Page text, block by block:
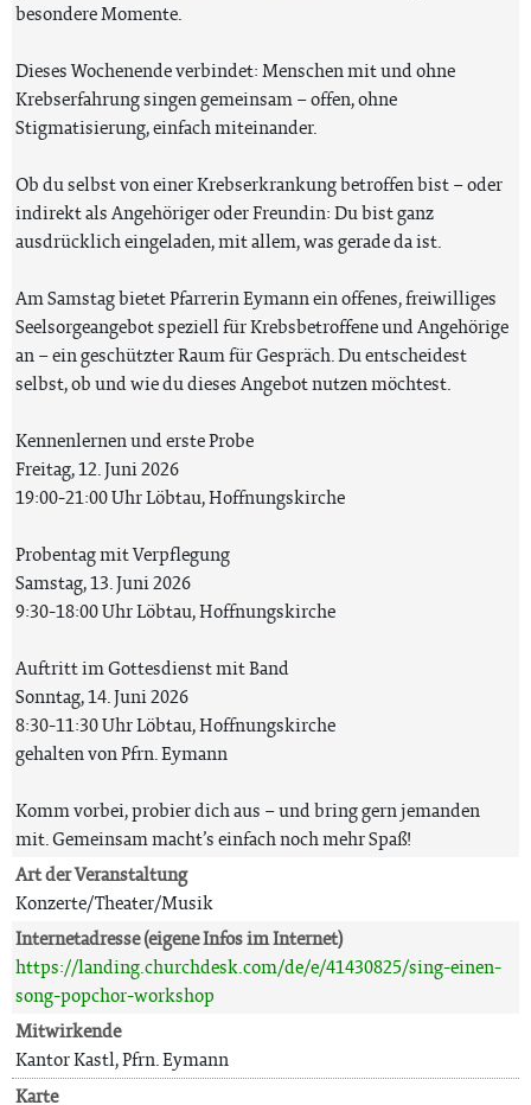
besondere Momente.
Dieses Wochenende verbindet: Menschen mit und ohne
Krebserfahrung singen gemeinsam – offen, ohne
Stigmatisierung, einfach miteinander.
Ob du selbst von einer Krebserkrankung betroffen bist – oder
indirekt als Angehöriger oder Freundin: Du bist ganz
ausdrücklich eingeladen, mit allem, was gerade da ist.
Am Samstag bietet Pfarrerin Eymann ein offenes, freiwilliges
Seelsorgeangebot speziell für Krebsbetroffene und Angehörige
an – ein geschützter Raum für Gespräch. Du entscheidest
selbst, ob und wie du dieses Angebot nutzen möchtest.
Kennenlernen und erste Probe
Freitag, 12. Juni 2026
19:00-21:00 Uhr Löbtau, Hoffnungskirche
Probentag mit Verpflegung
Samstag, 13. Juni 2026
9:30-18:00 Uhr Löbtau, Hoffnungskirche
Auftritt im Gottesdienst mit Band
Sonntag, 14. Juni 2026
8:30-11:30 Uhr Löbtau, Hoffnungskirche
gehalten von Pfrn. Eymann
Komm vorbei, probier dich aus – und bring gern jemanden
mit. Gemeinsam macht’s einfach noch mehr Spaß!
Art der Veranstaltung
Konzerte/Theater/Musik
Internetadresse (eigene Infos im Internet)
https://landing.churchdesk.com/de/e/41430825/sing-einen-
song-popchor-workshop
Mitwirkende
Kantor Kastl, Pfrn. Eymann
Karte